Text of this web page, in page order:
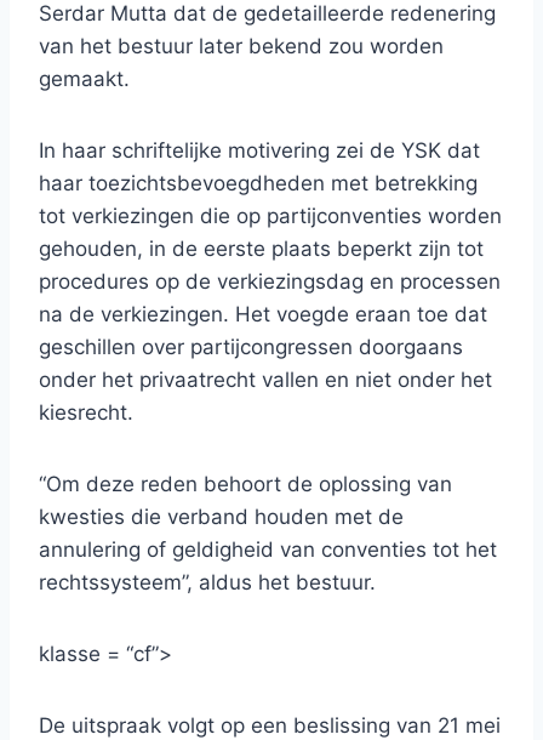
Serdar Mutta dat de gedetailleerde redenering
van het bestuur later bekend zou worden
gemaakt.
In haar schriftelijke motivering zei de YSK dat
haar toezichtsbevoegdheden met betrekking
tot verkiezingen die op partijconventies worden
gehouden, in de eerste plaats beperkt zijn tot
procedures op de verkiezingsdag en processen
na de verkiezingen. Het voegde eraan toe dat
geschillen over partijcongressen doorgaans
onder het privaatrecht vallen en niet onder het
kiesrecht.
“Om deze reden behoort de oplossing van
kwesties die verband houden met de
annulering of geldigheid van conventies tot het
rechtssysteem”, aldus het bestuur.
klasse = “cf”>
De uitspraak volgt op een beslissing van 21 mei